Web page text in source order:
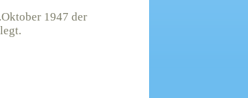
1947 der